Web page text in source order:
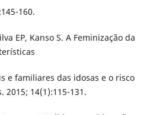
160.
EP, Kanso S. A Feminização da
e familiares das idosas e o risco
2015; 14(1):115-131.